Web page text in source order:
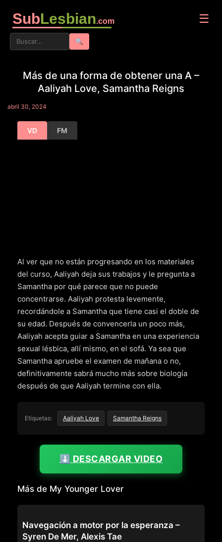
SubLesbian.com ☰
🔍
Más de una forma de obtener una A –
Aaliyah Love, Samantha Reigns
abril 30, 2024
VD FM
Al ver que no están progresando en los materiales
del curso, Aaliyah deja sus trabajos y le pregunta a
Samantha por qué parece que no puede
concentrarse. Aaliyah protesta levemente,
recordándole a Samantha que tiene casi el doble de
su edad. Después de convencerla un poco más,
Aaliyah acepta guiar a Samantha en una experiencia
sexual lésbica, allí mismo, en el sofá. Ya sea que
Samantha apruebe el examen de mañana o no,
definitivamente sabrá mucho más sobre biología
después de que Aaliyah termine con ella.
Etiquetas: Aaliyah Love Samantha Reigns
⬇️ DESCARGAR VIDEO
Más de My Younger Lover
Navegación a motor por la esperanza –
Syren De Mer, Alexis Tae